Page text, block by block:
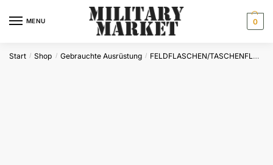
MENU 0
Start / Shop / Gebrauchte Ausrüstung / FELDFLASCHEN/TASCHENFLASCHEN/HYDRATIONPACKS